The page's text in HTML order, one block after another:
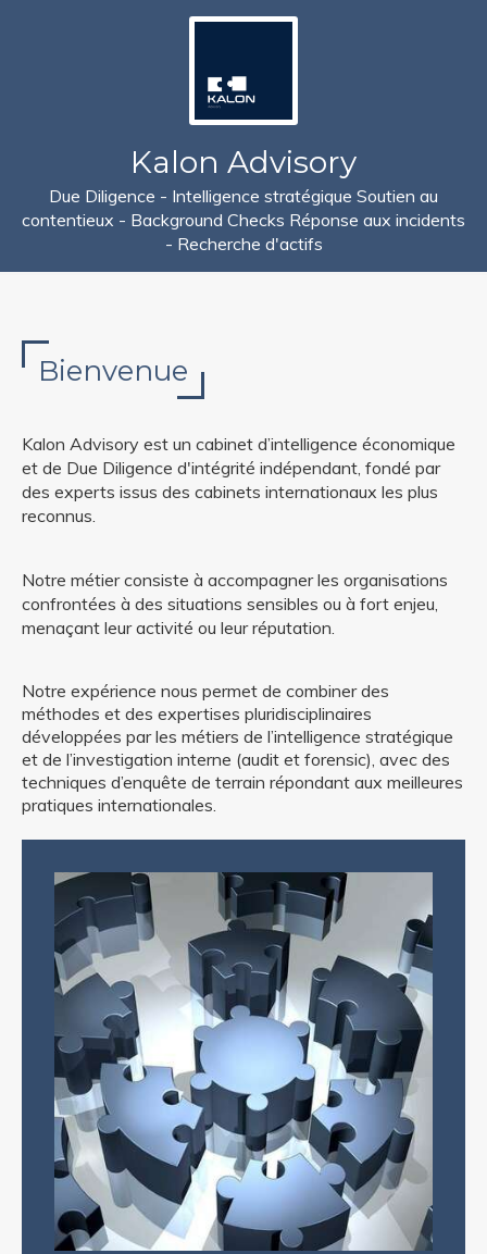
Kalon Advisory
Due Diligence - Intelligence stratégique Soutien au
contentieux - Background Checks Réponse aux incidents
- Recherche d'actifs
Bienvenue
Kalon Advisory est un cabinet d’intelligence économique
et de Due Diligence d'intégrité indépendant, fondé par
des experts issus des cabinets internationaux les plus
reconnus.
Notre métier consiste à accompagner les organisations
confrontées à des situations sensibles ou à fort enjeu,
menaçant leur activité ou leur réputation.
Notre expérience nous permet de combiner des
méthodes et des expertises pluridisciplinaires
développées par les métiers de l’intelligence stratégique
et de l’investigation interne (audit et forensic), avec des
techniques d’enquête de terrain répondant aux meilleures
pratiques internationales.